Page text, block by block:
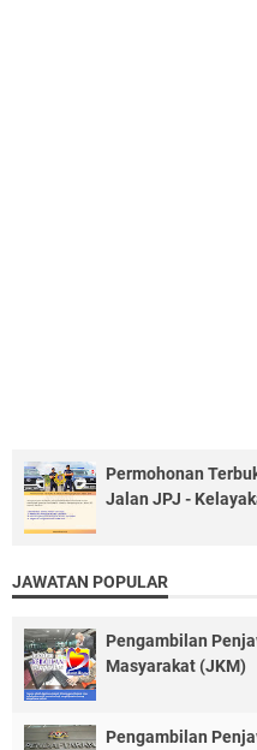
Permohonan
Jalan JPJ -
JAWATAN POPULAR
Pengambilan
Masyarakat (JKM)
Pengambilan